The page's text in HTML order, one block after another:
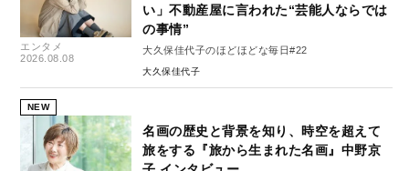
エンタメ
2026.08.08
い」不動産屋に言われた“芸能人ならでは
の事情”
大久保佳代子のほどほどな毎日#22
大久保佳代子
NEW
名画の歴史と背景を知り、時空を超えて
旅をする『旅から生まれた名画』中野京